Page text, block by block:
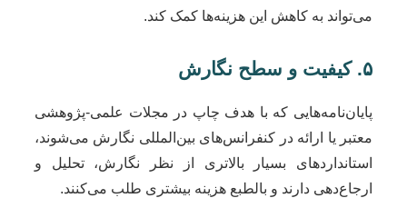
می‌تواند به کاهش این هزینه‌ها کمک کند.
۵. کیفیت و سطح نگارش
پایان‌نامه‌هایی که با هدف چاپ در مجلات علمی-پژوهشی
معتبر یا ارائه در کنفرانس‌های بین‌المللی نگارش می‌شوند،
استانداردهای بسیار بالاتری از نظر نگارش، تحلیل و
ارجاع‌دهی دارند و بالطبع هزینه بیشتری طلب می‌کنند.